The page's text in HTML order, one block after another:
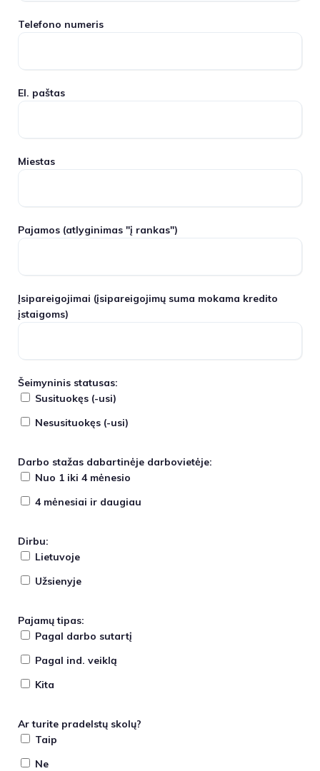
Telefono numeris
El. paštas
Miestas
Pajamos (atlyginimas "į rankas")
Įsipareigojimai (įsipareigojimų suma mokama kredito
įstaigoms)
Šeimyninis statusas:
Susituokęs (-usi)
Nesusituokęs (-usi)
Darbo stažas dabartinėje darbovietėje:
Nuo 1 iki 4 mėnesio
4 mėnesiai ir daugiau
Dirbu:
Lietuvoje
Užsienyje
Pajamų tipas:
Pagal darbo sutartį
Pagal ind. veiklą
Kita
Ar turite pradelstų skolų?
Taip
Ne